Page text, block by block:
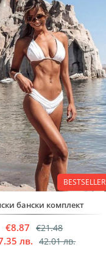
BESTSELLER
бански комплект
€8.87 €21.48
лв. 42.01 лв.